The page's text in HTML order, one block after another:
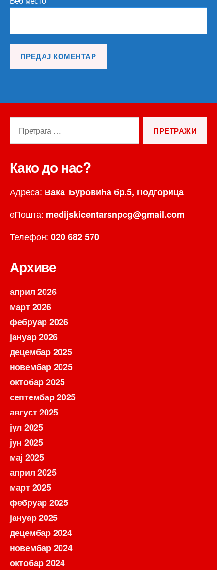
Како до нас?
Адреса: Вака Ђуровића бр.5, Подгорица
еПошта: medijskicentarsnpcg@gmail.com
Телефон: 020 682 570
Архиве
април 2026
март 2026
фебруар 2026
јануар 2026
децембар 2025
новембар 2025
октобар 2025
септембар 2025
август 2025
јул 2025
јун 2025
мај 2025
април 2025
март 2025
фебруар 2025
јануар 2025
децембар 2024
новембар 2024
октобар 2024